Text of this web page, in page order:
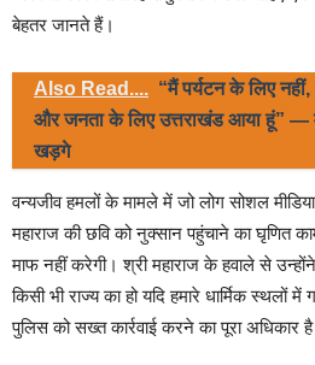
बेहतर जानते हैं।
Also Read.... “मैं पर्यटन के लिए
और जनता के लिए उत्तराखंड आया हूं” —
खड़गे
वन्यजीव हमलों के मामले में जो लोग सोशल
महाराज की छवि को नुक्सान पहुंचाने का घृणित
माफ नहीं करेगी। श्री महाराज के हवाले से
किसी भी राज्य का हो यदि हमारे धार्मिक स्थलों
पुलिस को सख्त कार्रवाई करने का पूरा अधिकार